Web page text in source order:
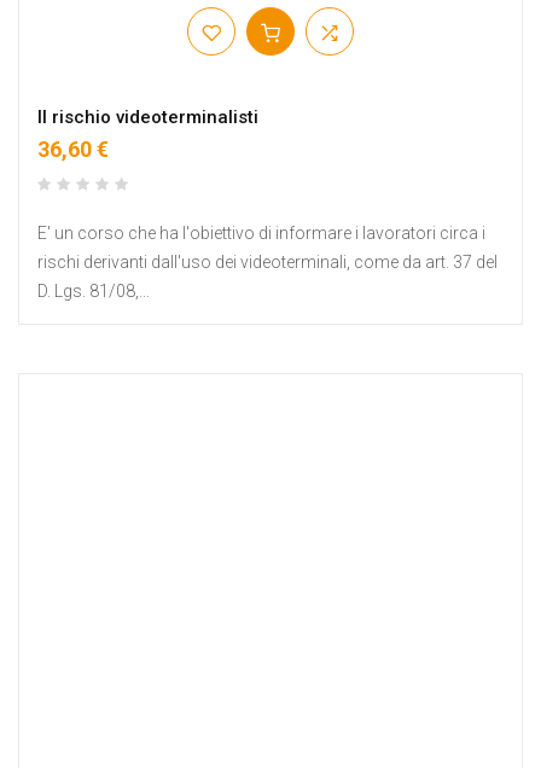
Il rischio videoterminalisti
36,60 €
E' un corso che ha l'obiettivo di informare i lavoratori circa i
rischi derivanti dall'uso dei videoterminali, come da art. 37 del
D. Lgs. 81/08,...